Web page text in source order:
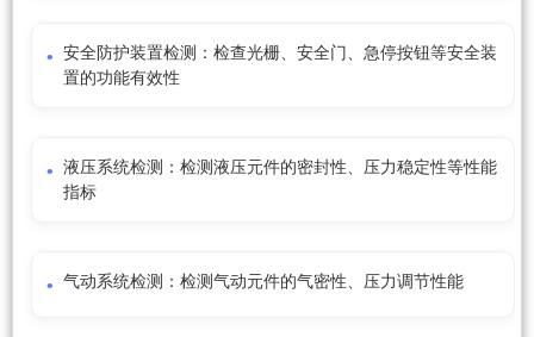
安全防护装置检测：检查光栅、安全门、急停按钮等安全装
置的功能有效性
液压系统检测：检测液压元件的密封性、压力稳定性等性能
指标
气动系统检测：检测气动元件的气密性、压力调节性能